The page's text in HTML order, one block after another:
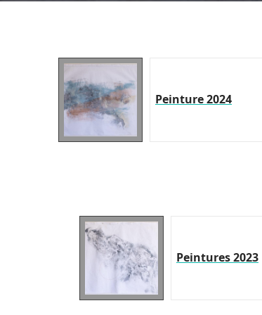
Peinture 2024
Peintures 2023